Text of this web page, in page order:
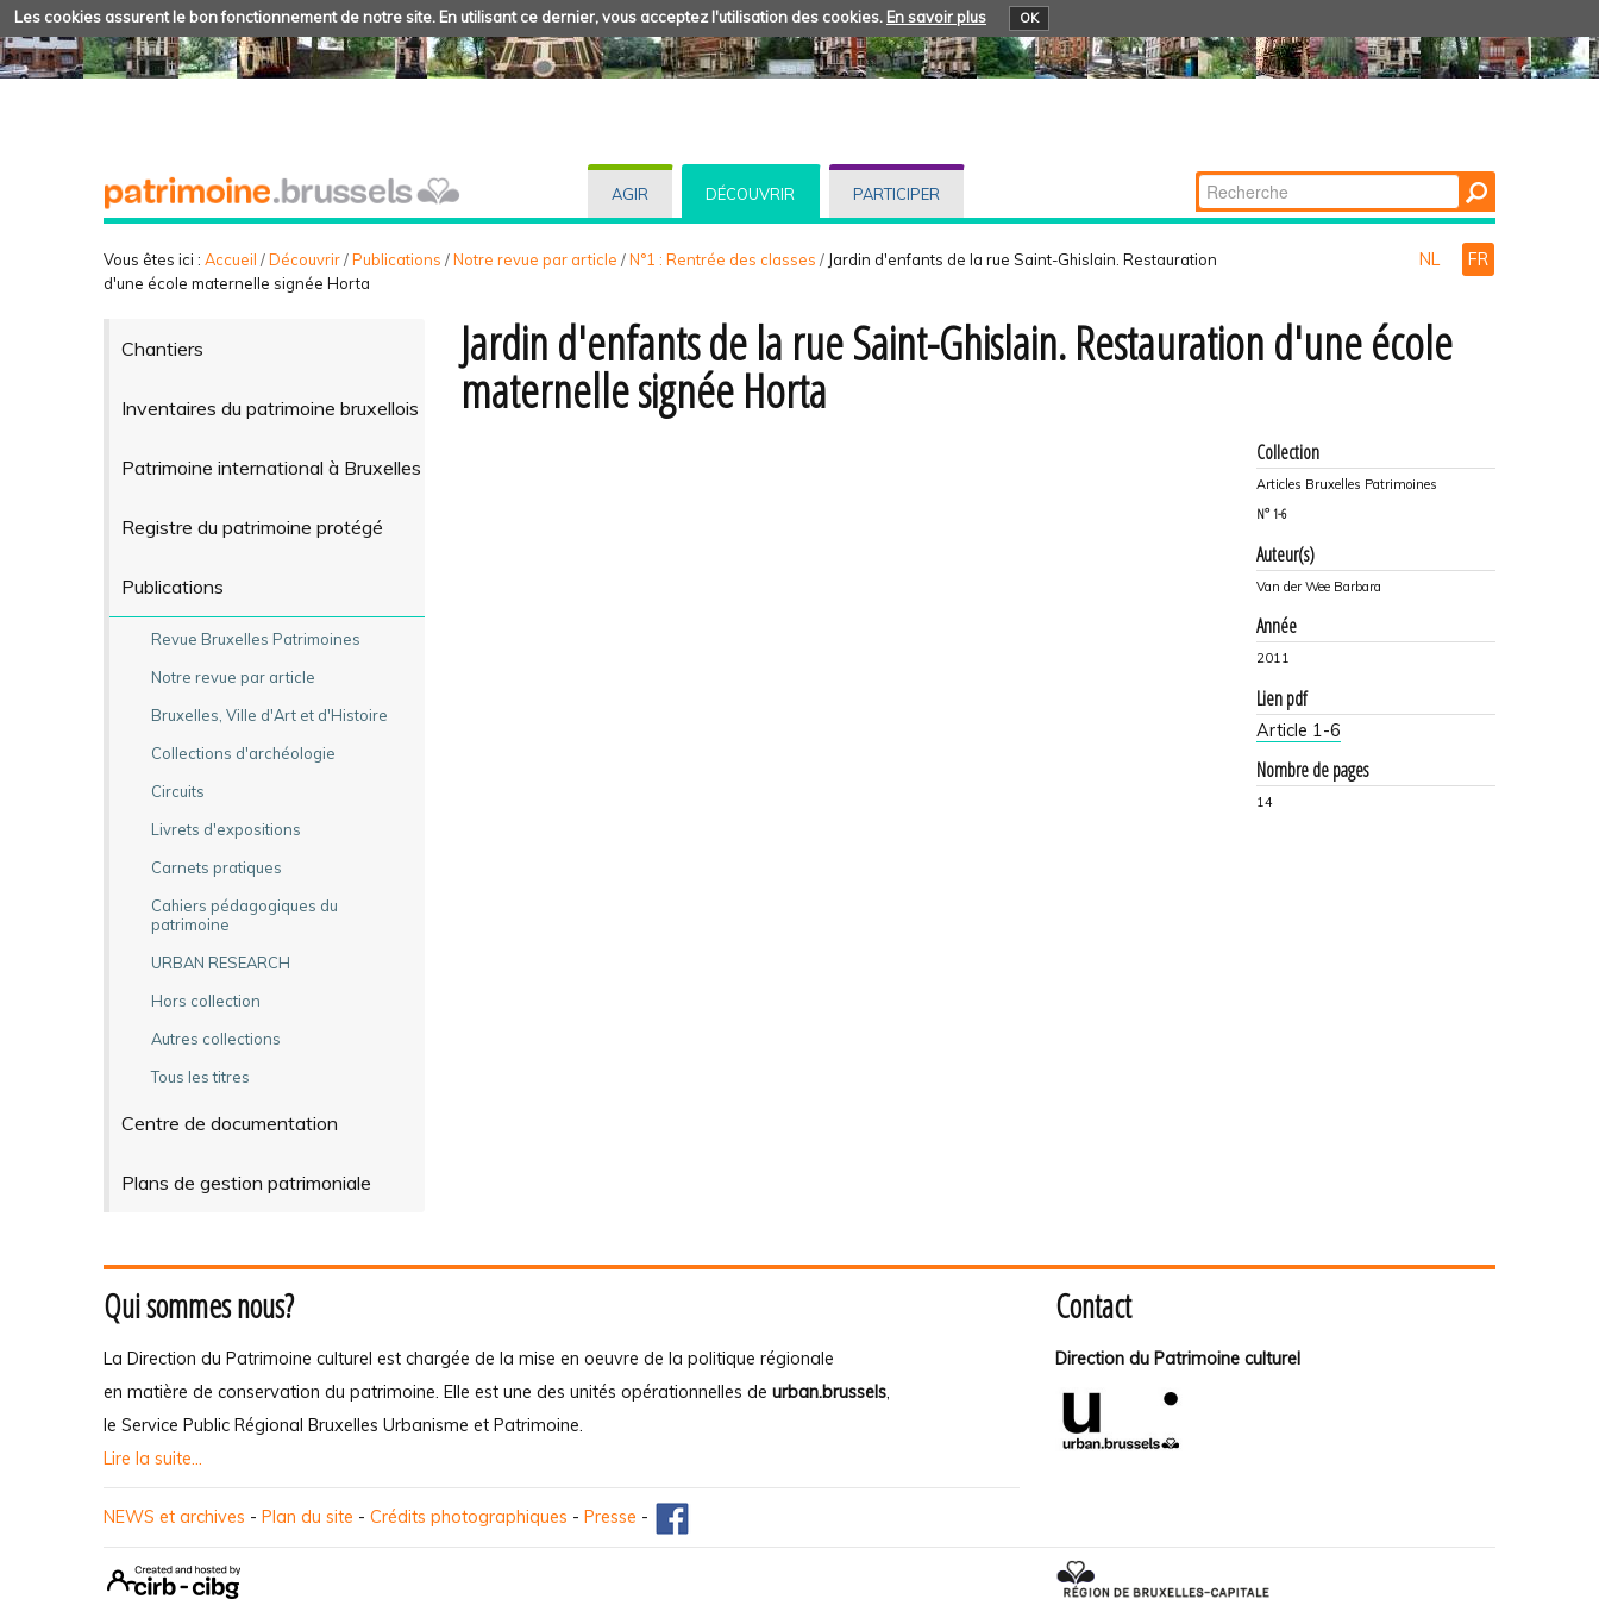
Les cookies assurent le bon fonctionnement de notre site. En utilisant ce dernier, vous acceptez l'utilisation des cookies. En savoir plus OK
AGIR DÉCOUVRIR PARTICIPER Chercher par
Recherche
Vous êtes ici : Accueil /Découvrir/Publications /Notre revue par article /N°1 : Rentrée des classes / Jardin d'enfants de la rue Saint-Ghislain. Restauration
d'une école maternelle signée Horta
NL FR
Chantiers
Inventaires du patrimoine bruxellois
Patrimoine international à Bruxelles
Registre du patrimoine protégé
Publications
Revue Bruxelles Patrimoines
Notre revue par article
Bruxelles, Ville d'Art et d'Histoire
Collections d'archéologie
Circuits
Livrets d'expositions
Carnets pratiques
Cahiers pédagogiques du
patrimoine
URBAN RESEARCH
Hors collection
Autres collections
Tous les titres
Centre de documentation
Plans de gestion patrimoniale
Jardin d'enfants de la rue Saint-Ghislain. Restauration d'une école
maternelle signée Horta
Collection
Articles Bruxelles Patrimoines
N° 1-6
Auteur(s)
Van der Wee Barbara
Année
2011
Lien pdf
Article 1-6
Nombre de pages
14
Qui sommes nous?
La Direction du Patrimoine culturel est chargée de la mise en oeuvre de la politique régionale
en matière de conservation du patrimoine. Elle est une des unités opérationnelles de urban.brussels,
le Service Public Régional Bruxelles Urbanisme et Patrimoine.
Lire la suite...
Contact
Direction du Patrimoine culturel
NEWS et archives - Plan du site - Crédits photographiques - Presse -